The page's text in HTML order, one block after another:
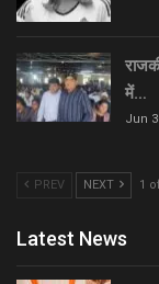
में…
Jun
PREV NEXT 1
Latest News